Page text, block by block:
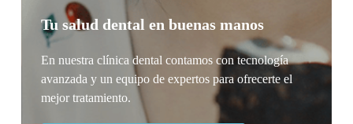
Tu salud dental en buenas manos
En nuestra clínica dental contamos con tecnología
avanzada y un equipo de expertos para ofrecerte el
mejor tratamiento.